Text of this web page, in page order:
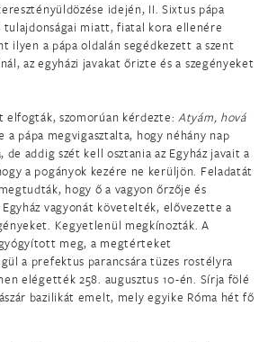
püspök
vértanú
Japán vértanúk
szűz
hitvalló
idején, II. Sixtus pápa
tulajdonságai miatt, fiatal kora ellenére
ilyen a pápa oldalán segédkezett a szent
az egyházi javakat őrizte és a szegényeket
elfogták, szomorúan kérdezte: Atyám, hová
a pápa megvigasztalta, hogy néhány nap
addig szét kell osztania az Egyház javait a
a pogányok kezére ne kerüljön. Feladatát
hogy ő a vagyon őrzője és
vagyonát követelték, elővezette a
Kegyetlenül megkínozták. A
meg, a megtérteket
a prefektus parancsára tüzes rostélyra
elégették 258. augusztus 10-én. Sírja fölé
bazilikát emelt, mely egyike Róma hét fő